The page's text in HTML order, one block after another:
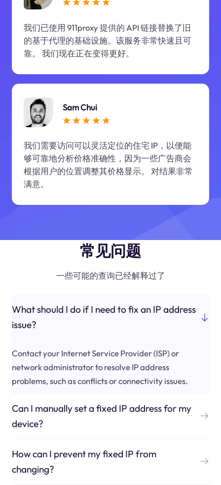
我们已使用 911proxy 提供的 API 链接替换了旧
的基于代理的基础设施。该服务非常快速且可
靠。 我们现在正在变得更好。
Sam Chui
我们需要访问可以灵活定位的住宅 IP，以便能
够可靠地分析价格准确性，因为一些广告商会
根据用户的位置调整其价格显示。 对结果非常
满意。
常见问题
一些可能的查询已经解释过了
What should I do if I need to fix an IP address
issue?
Contact your Internet Service Provider (ISP) or
network administrator to resolve IP address
problems, such as conflicts or connectivity issues.
Can I manually set a fixed IP address for my
device?
How can I prevent my fixed IP from
changing?